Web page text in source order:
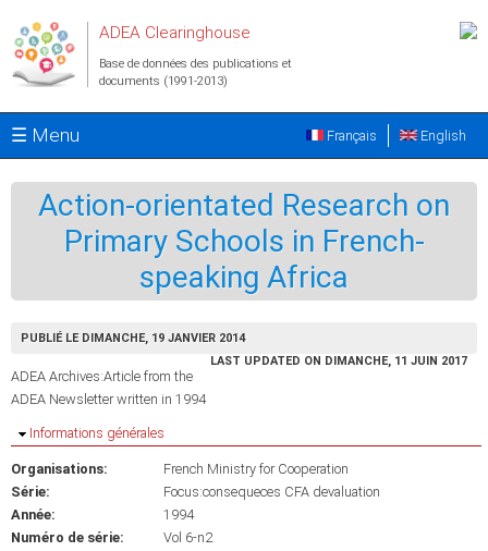
ADEA Clearinghouse
Base de données des publications et
documents (1991-2013)
☰ Menu English
Français
Action-orientated Research on
Primary Schools in French-
speaking Africa
PUBLIÉ LE DIMANCHE, 19 JANVIER 2014
LAST UPDATED ON DIMANCHE, 11 JUIN 2017
ADEA Archives:Article from the
ADEA Newsletter written in 1994
Masquer
Informations générales
Organisations:
French Ministry for Cooperation
Série:
Focus:consequeces CFA devaluation
Année:
1994
Numéro de série:
Vol 6-n2